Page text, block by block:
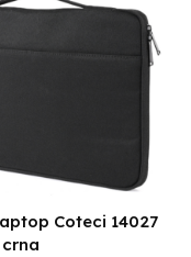
Coteci 14027
crna